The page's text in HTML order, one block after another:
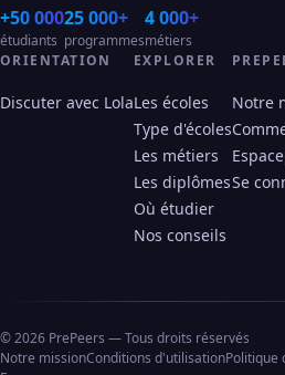
+50 000
étudiants
25 000+
programmes
4 000+
métiers
ORIENTATION
Discuter avec Lola
EXPLORER
Les écoles
Type d'écoles
Les métiers
Les diplômes
Où étudier
Nos conseils
Notre
Se
© 2026 PrePeers — Tous droits réservés
Notre missionConditions d'utilisationPolitique